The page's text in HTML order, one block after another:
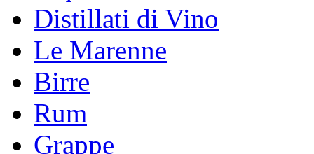
Distillati di Vino
Le Marenne
Birre
Rum
Grappe